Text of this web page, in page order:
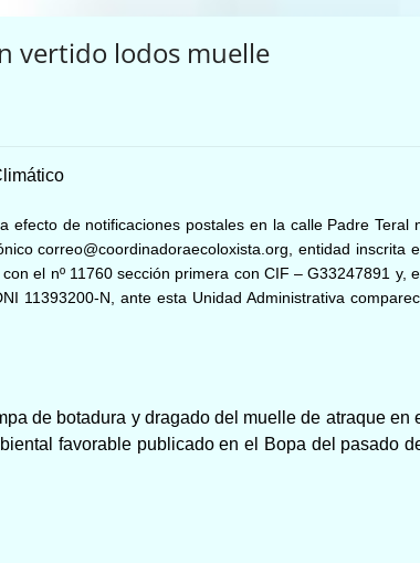
vertido lodos muelle
efecto de notificaciones postales en la calle Padre Teral
correo@coordinadoraecoloxista.org, entidad inscrita
el nº 11760 sección primera con CIF – G33247891 y,
11393200-N, ante esta Unidad Administrativa
de botadura y dragado del muelle de atraque en
favorable publicado en el Bopa del pasado